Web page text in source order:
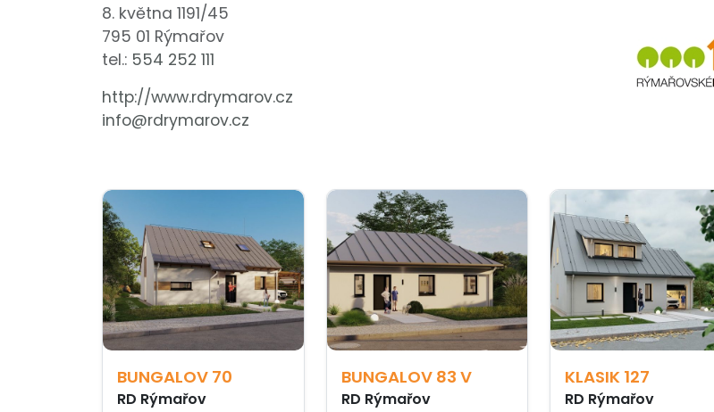
8. května 1191/45
795 01 Rýmařov
tel.: 554 252 111
http://www.rdrymarov.cz
info@rdrymarov.cz
BUNGALOV 70
RD Rýmařov
BUNGALOV 83 V
RD Rýmařov
KLASIK 127
RD Rýmařov